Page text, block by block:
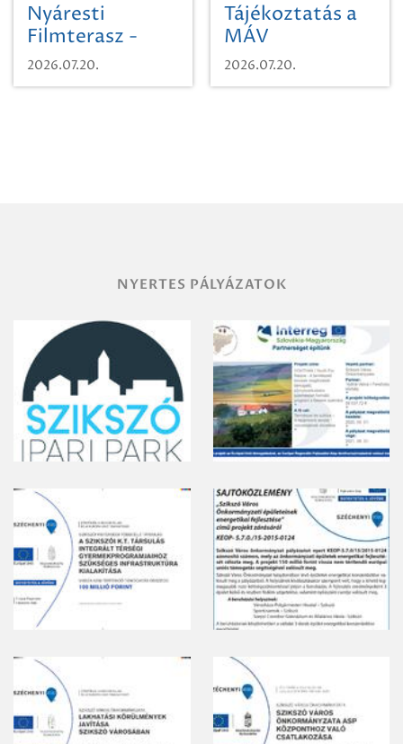
Nyáresti
Filmterasz -
Beugró a
Paradicsomba
2026.07.20.
Tájékoztatás a
MÁV
Pályaműködtetési
Zrt. Területi
2026.07.20.
NYERTES PÁLYÁZATOK